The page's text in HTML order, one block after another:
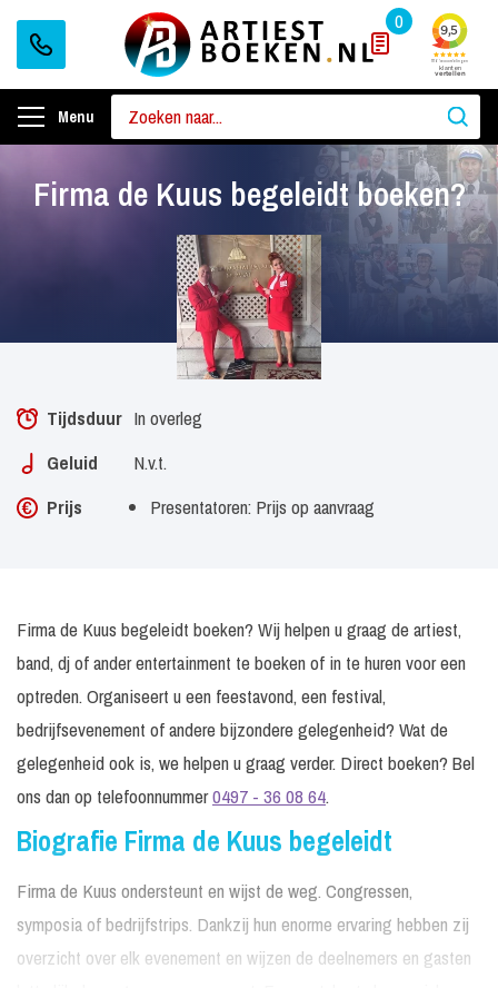
0
Menu
Firma de Kuus begeleidt boeken?
Tijdsduur In overleg
Geluid
N.v.t.
Prijs
Presentatoren: Prijs op aanvraag
Firma de Kuus begeleidt boeken? Wij helpen u graag de artiest,
band, dj of ander entertainment te boeken of in te huren voor een
optreden. Organiseert u een feestavond, een festival,
bedrijfsevenement of andere bijzondere gelegenheid? Wat de
gelegenheid ook is, we helpen u graag verder. Direct boeken? Bel
ons dan op telefoonnummer0497 - 36 08 64.
Biografie Firma de Kuus begeleidt
Firma de Kuus ondersteunt en wijst de weg. Congressen,
symposia of bedrijfstrips. Dankzij hun enorme ervaring hebben zij
overzicht over elk evenement en wijzen de deelnemers en gasten